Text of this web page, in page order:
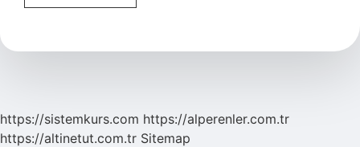
Ödeme
Mı
https://sistemkurs.com https://alperenler.com.tr
https://altinetut.com.tr Sitemap